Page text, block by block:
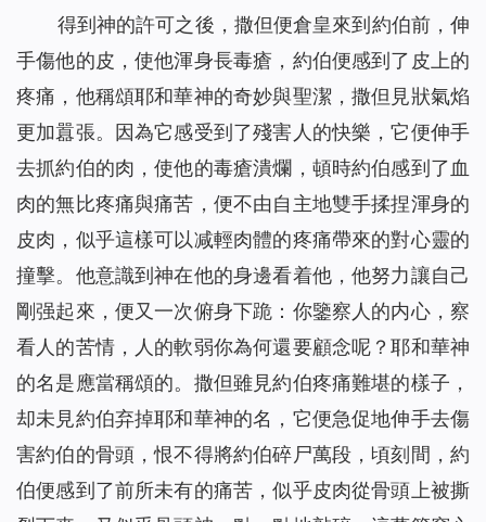
得到神的許可之後，撒但便倉皇來到約伯前，伸
手傷他的皮，使他渾身長毒瘡，約伯便感到了皮上的
疼痛，他稱頌耶和華神的奇妙與聖潔，撒但見狀氣焰
更加囂張。因為它感受到了殘害人的快樂，它便伸手
去抓約伯的肉，使他的毒瘡潰爛，頓時約伯感到了血
肉的無比疼痛與痛苦，便不由自主地雙手揉捏渾身的
皮肉，似乎這樣可以减輕肉體的疼痛帶來的對心靈的
撞擊。他意識到神在他的身邊看着他，他努力讓自己
剛强起來，便又一次俯身下跪：你鑒察人的内心，察
看人的苦情，人的軟弱你為何還要顧念呢？耶和華神
的名是應當稱頌的。撒但雖見約伯疼痛難堪的樣子，
却未見約伯弃掉耶和華神的名，它便急促地伸手去傷
害約伯的骨頭，恨不得將約伯碎尸萬段，頃刻間，約
伯便感到了前所未有的痛苦，似乎皮肉從骨頭上被撕